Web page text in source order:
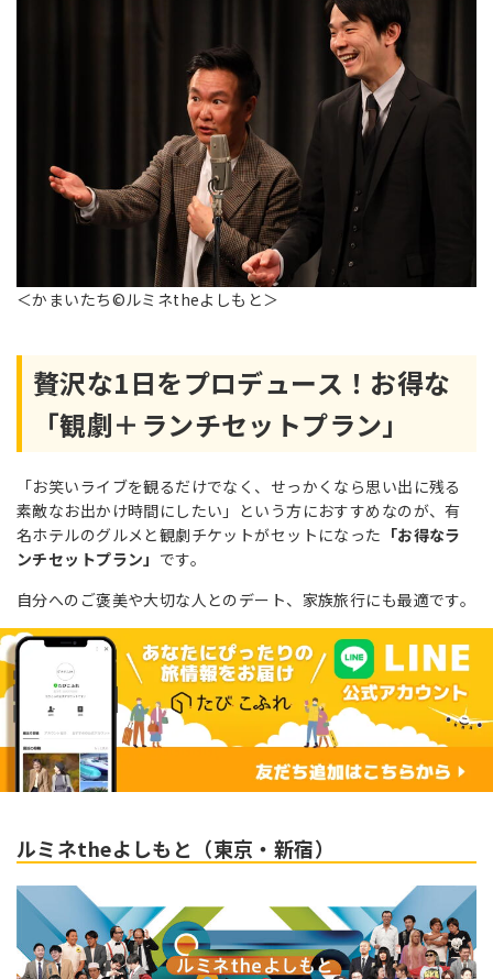
＜かまいたち©ルミネtheよしもと＞
贅沢な1日をプロデュース！お得な
「観劇＋ランチセットプラン」
「お笑いライブを観るだけでなく、せっかくなら思い出に残る
素敵なお出かけ時間にしたい」という方におすすめなのが、有
名ホテルのグルメと観劇チケットがセットになった 「お得なラ
ンチセットプラン」 です。
自分へのご褒美や大切な人とのデート、家族旅行にも最適です。
ルミネtheよしもと（東京・新宿）